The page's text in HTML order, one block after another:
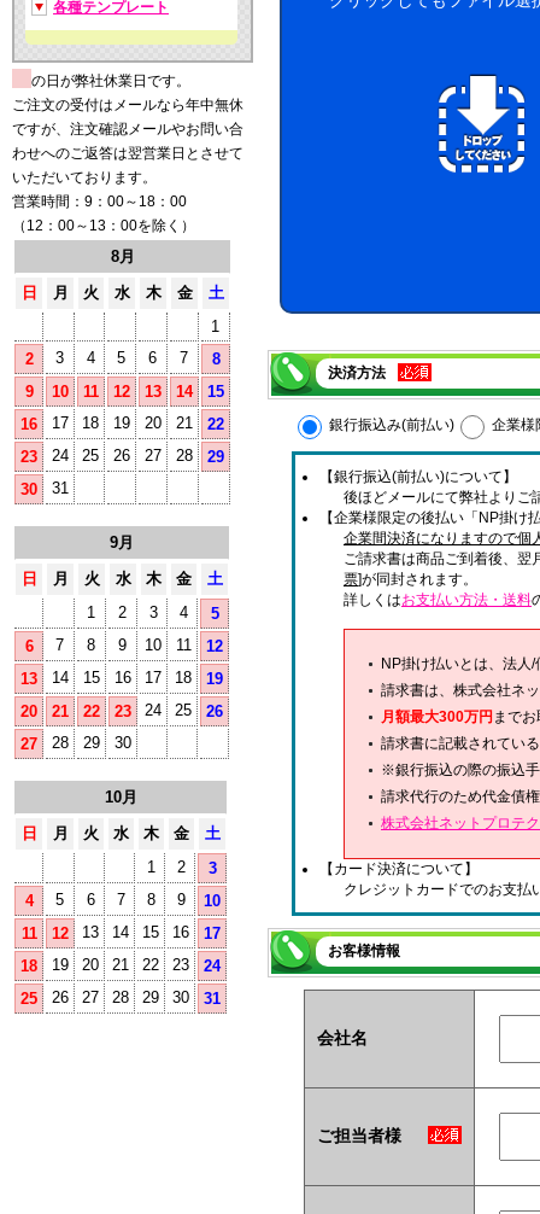
各種テンプレート
の日が弊社休業日です。
ご注文の受付はメールなら年中無休
ですが、注文確認メールやお問い合
わせへのご返答は翌営業日とさせて
いただいております。
営業時間：9：00～18：00
（12：00～13：00を除く）
8月
日
月 火 水 木 金
土
1
2
3 4 5 6 7
8
9
10 11 12 13 14
15
16
17 18 19 20 21
22
23
24 25 26 27 28
29
30
31
9月
日
月 火 水 木 金
土
1
2 3 4
5
6
7 8 9 10 11
12
13
14 15 16 17 18
19
20
21 22 23 24 25
26
27
28 29 30
10月
日
月 火 水 木 金
土
1
2
3
4
5 6 7 8 9
10
11
12 13 14 15 16
17
18
19 20 21 22 23
24
25
26 27 28 29 30 31
決済方法
銀行振込み(前払い) 企業様
【銀行振込(前払い)について】
後ほどメールにて弊社よりご
【企業様限定の後払い「NP掛け
企業間決済になりますので個
ご請求書は商品ご到着後、翌
票]が同封されます。
詳しくはお支払い方法・送料
NP掛け払いとは、法人
請求書は、株式会社ネ
月額最大300万円 まで
請求書に記載されてい
※銀行振込の際の振込
請求代行のため代金債
株式会社ネットプロテ
【カード決済について】
クレジットカードでのお支払
お客様情報
会社名
ご担当者様